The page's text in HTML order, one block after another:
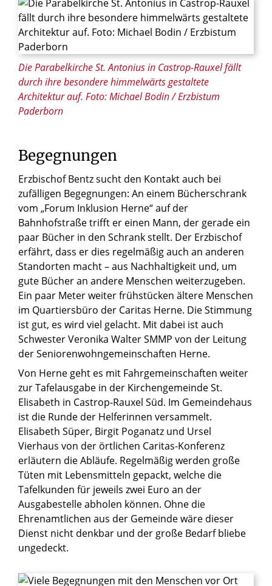
Die Parabelkirche St. Antonius in Castrop-Rauxel fällt
durch ihre besondere himmelwärts gestaltete
Architektur auf. Foto: Michael Bodin / Erzbistum
Paderborn
Begegnungen
Erzbischof Bentz sucht den Kontakt auch bei
zufälligen Begegnungen: An einem Bücherschrank
vom „Forum Inklusion Herne“ auf der
Bahnhofstraße trifft er einen Mann, der gerade ein
paar Bücher in den Schrank stellt. Der Erzbischof
erfährt, dass er dies regelmäßig auch an anderen
Standorten macht – aus Nachhaltigkeit und, um
gute Bücher an andere Menschen weiterzugeben.
Ein paar Meter weiter frühstücken ältere Menschen
im Quartiersbüro der Caritas Herne. Die Stimmung
ist gut, es wird viel gelacht. Mit dabei ist auch
Schwester Veronika Walter SMMP von der Leitung
der Seniorenwohngemeinschaften Herne.
Von Herne geht es mit Fahrgemeinschaften weiter
zur Tafelausgabe in der Kirchengemeinde St.
Elisabeth in Castrop-Rauxel Süd. Im Gemeindehaus
ist die Runde der Helferinnen versammelt.
Elisabeth Süper, Birgit Poganatz und Ursel
Vierhaus von der örtlichen Caritas-Konferenz
erläutern die Abläufe. Regelmäßig werden große
Tüten mit Lebensmitteln gepackt, welche die
Tafelkunden für jeweils zwei Euro an der
Ausgabestelle abholen können. Ohne die
Ehrenamtlichen aus der Gemeinde wäre dieser
Dienst nicht denkbar und der große Bedarf bliebe
ungedeckt.